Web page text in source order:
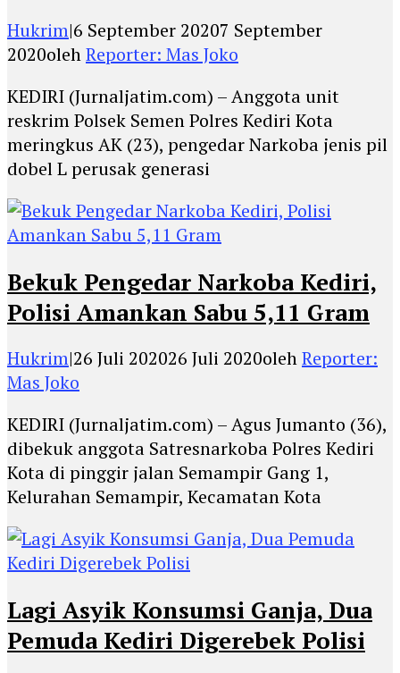
Hukrim|6 September 20207 September
2020olehReporter: Mas Joko
KEDIRI (Jurnaljatim.com) – Anggota unit
reskrim Polsek Semen Polres Kediri Kota
meringkus AK (23), pengedar Narkoba jenis pil
dobel L perusak generasi
Bekuk Pengedar Narkoba Kediri,
Polisi Amankan Sabu 5,11 Gram
Hukrim|26 Juli 202026 Juli 2020olehReporter:
Mas Joko
KEDIRI (Jurnaljatim.com) – Agus Jumanto (36),
dibekuk anggota Satresnarkoba Polres Kediri
Kota di pinggir jalan Semampir Gang 1,
Kelurahan Semampir, Kecamatan Kota
Lagi Asyik Konsumsi Ganja, Dua
Pemuda Kediri Digerebek Polisi